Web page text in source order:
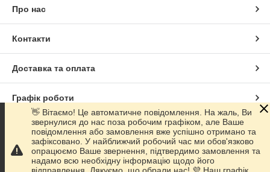
Про нас
Контакти
Доставка та оплата
Графік роботи
Повна версія сайту
Сайт створено на маркетплейсіProm.ua
👋 Вітаємо! Це автоматичне повідомлення. На жаль, Ви
звернулися до нас поза робочим графіком, але Ваше
повідомлення або замовлення вже успішно отримано та
зафіксовано. У найближчий робочий час ми обов'язково
опрацюємо Ваше звернення, підтвердимо замовлення та
надамо всю необхідну інформацію щодо його